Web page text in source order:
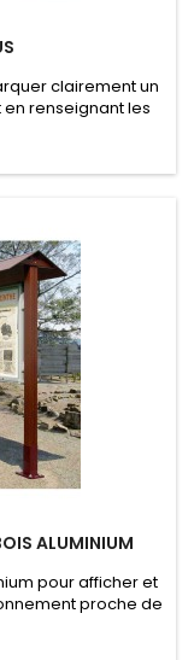
clairement un
renseignant les
lignes.
ALUMINIUM
pour afficher et
proche de
stations de